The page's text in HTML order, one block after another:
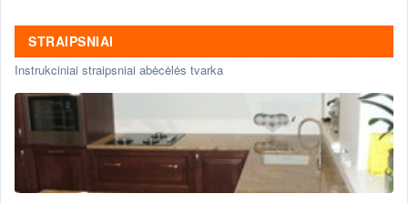
STRAIPSNIAI
Instrukciniai straipsniai abėcėlės tvarka